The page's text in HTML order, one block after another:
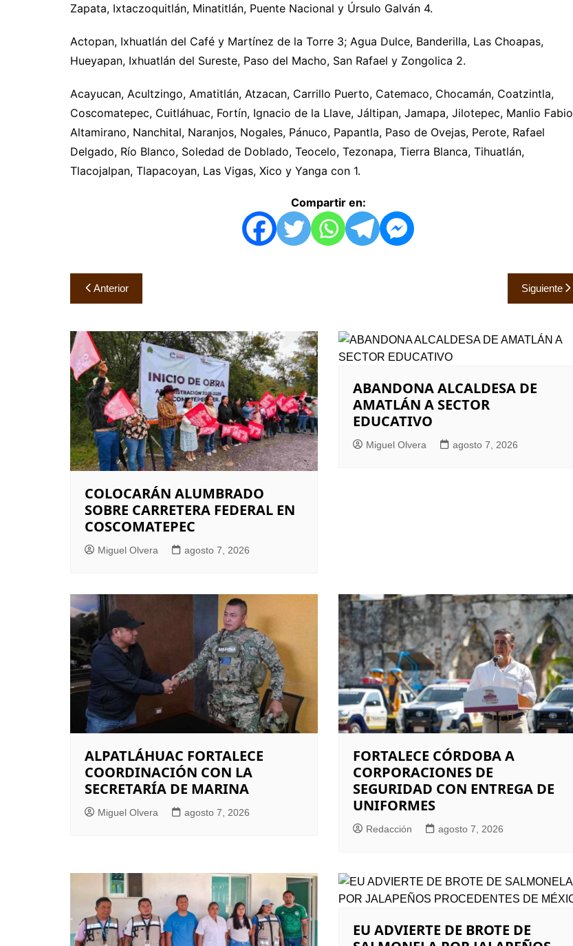
Zapata, Ixtaczoquitlán, Minatitlán, Puente Nacional y Úrsulo Galván 4.
Actopan, Ixhuatlán del Café y Martínez de la Torre 3; Agua Dulce, Banderilla, Las Choapas,
Hueyapan, Ixhuatlán del Sureste, Paso del Macho, San Rafael y Zongolica 2.
Acayucan, Acultzingo, Amatitlán, Atzacan, Carrillo Puerto, Catemaco, Chocamán, Coatzintla,
Coscomatepec, Cuitláhuac, Fortín, Ignacio de la Llave, Jáltipan, Jamapa, Jilotepec, Manlio Fabio
Altamirano, Nanchital, Naranjos, Nogales, Pánuco, Papantla, Paso de Ovejas, Perote, Rafael
Delgado, Río Blanco, Soledad de Doblado, Teocelo, Tezonapa, Tierra Blanca, Tihuatlán,
Tlacojalpan, Tlapacoyan, Las Vigas, Xico y Yanga con 1.
Compartir en:
Navegación
de
entradas
Anterior Siguiente
COLOCARÁN ALUMBRADO
SOBRE CARRETERA FEDERAL EN
COSCOMATEPEC
Miguel Olvera agosto 7, 2026
ABANDONA ALCALDESA DE
AMATLÁN A SECTOR
EDUCATIVO
Miguel Olvera agosto 7, 2026
ALPATLÁHUAC FORTALECE
COORDINACIÓN CON LA
SECRETARÍA DE MARINA
Miguel Olvera agosto 7, 2026
FORTALECE CÓRDOBA A
CORPORACIONES DE
SEGURIDAD CON ENTREGA DE
UNIFORMES
Redacción agosto 7, 2026
EU ADVIERTE DE BROTE DE